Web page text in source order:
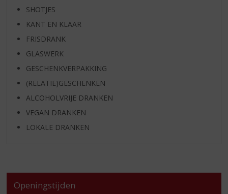
SHOTJES
KANT EN KLAAR
FRISDRANK
GLASWERK
GESCHENKVERPAKKING
(RELATIE)GESCHENKEN
ALCOHOLVRIJE DRANKEN
VEGAN DRANKEN
LOKALE DRANKEN
Openingstijden